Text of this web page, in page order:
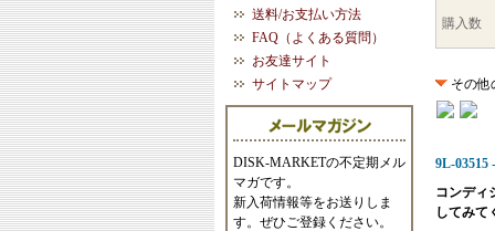
送料/お支払い方法
FAQ（よくある質問）
お友達サイト
サイトマップ
DISK-MARKETの不定期メル
マガです。
新入荷情報等をお送りしま
す。ぜひご登録ください。
購入数
その他
9L-03515
コンディ
してみて